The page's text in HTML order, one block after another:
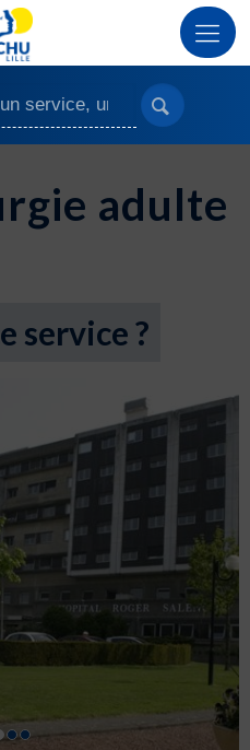
adulte
service ?